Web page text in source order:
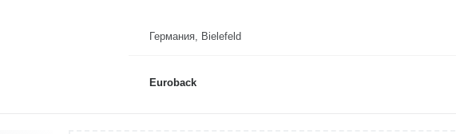
Германия, Bielefeld
Euroback